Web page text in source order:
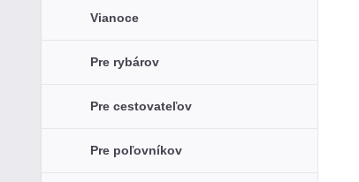
Vianoce
Pre rybárov
Pre cestovateľov
Pre poľovníkov